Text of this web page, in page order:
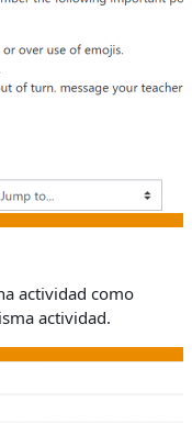
actividad como
actividad.